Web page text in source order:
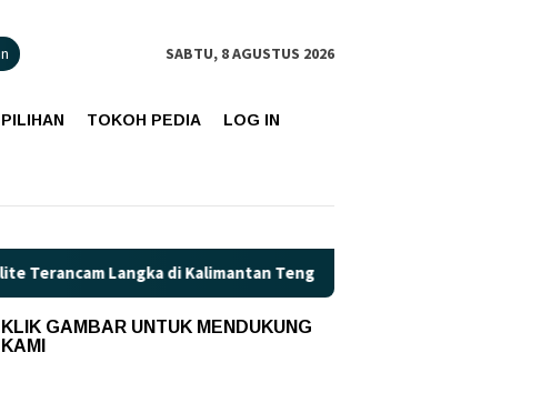
SABTU, 8 AGUSTUS 2026
TOKOH PEDIA LOG IN
Langka di Kalimantan Tengah?
KLIK GAMBAR UNTUK MENDUKUNG
KAMI